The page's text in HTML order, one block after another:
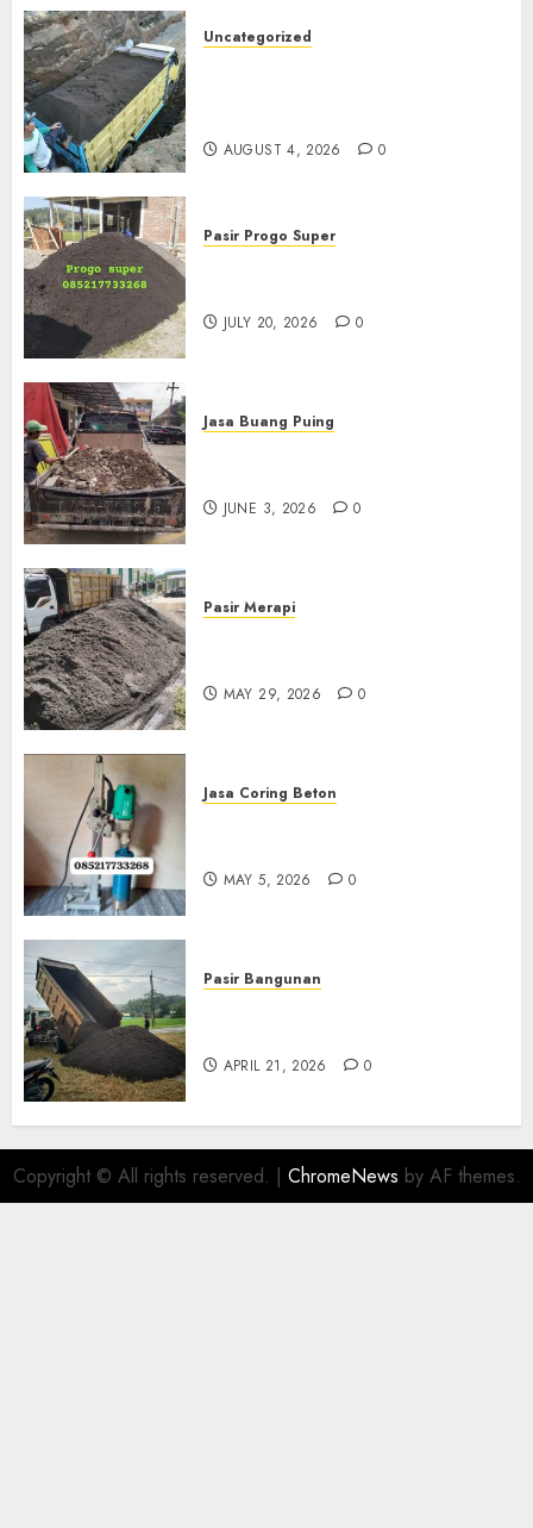
Uncategorized
AUGUST 4, 2026 0
Pasir Progo Super
JULY 20, 2026 0
Jasa Buang Puing
JUNE 3, 2026 0
Pasir Merapi
MAY 29, 2026 0
Jasa Coring Beton
MAY 5, 2026 0
Pasir Bangunan
APRIL 21, 2026 0
Copyright © All rights reserved. | ChromeNews by AF themes.